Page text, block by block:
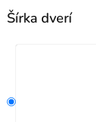
Šírka dverí